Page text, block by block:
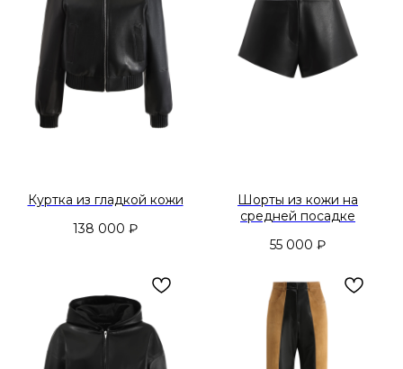
Куртка из гладкой кожи
138 000 ₽
Шорты из кожи на
средней посадке
55 000 ₽